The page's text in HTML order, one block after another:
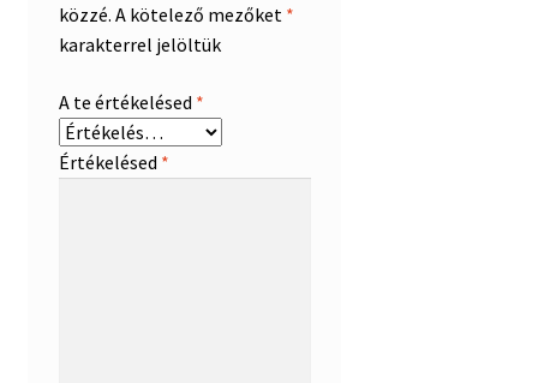
közzé. A kötelező mezőket *
karakterrel jelöltük
A te értékelésed *
Értékelésed *